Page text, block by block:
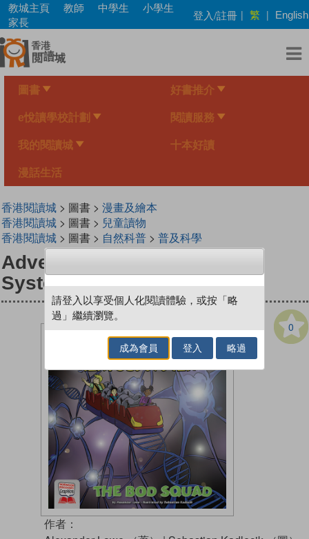
Skip
main
content
教城主頁 教師 中學生
小學生
家長
登入/註冊 | 繁 | English
圖書 好書推介
e悅讀學校計劃 閱讀服務
我的閱讀城 十本好讀
漫話生活
香港閱讀城> 圖書 > 漫畫及繪本
香港閱讀城> 圖書 > 兒童讀物
香港閱讀城> 圖書 > 自然科普> 普及科學
Adventures in the Nervous
System
0
作者：
請登入以享受個人化閱讀體驗，或按「略
過」繼續瀏覽。
成為會員 登入 略過